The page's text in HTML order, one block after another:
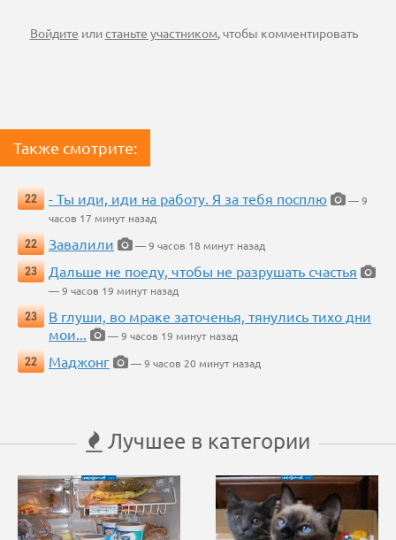
Войдите илистаньте участником, чтобы комментировать
Также смотрите:
22 - Ты иди, иди на работу. Я за тебя посплю
— 9
часов 17 минут назад
22
Завалили
— 9 часов 18 минут назад
23
Дальше не поеду, чтобы не разрушать счастья
— 9 часов 19 минут назад
23
В глуши, во мраке заточенья, тянулись тихо дни
мои...
— 9 часов 19 минут назад
22
Маджонг — 9 часов 20 минут назад
Лучшее в категории